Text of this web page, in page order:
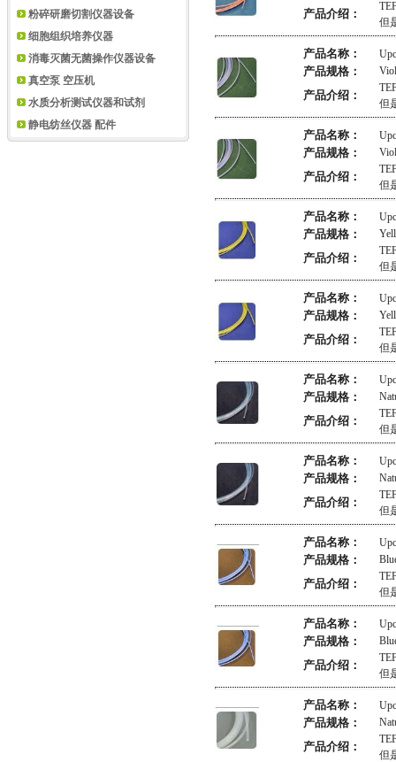
粉碎研磨切割仪器设备
细胞组织培养仪器
消毒灭菌无菌操作仪器设备
真空泵 空压机
水质分析测试仪器和试剂
静电纺丝仪器 配件
产品介绍：
但
产品名称：
产品规格：
产品介绍：
但
产品名称：
产品规格：
产品介绍：
但
产品名称：
产品规格：
产品介绍：
但
产品名称：
产品规格：
产品介绍：
但
产品名称：
产品规格：
产品介绍：
但
产品名称：
产品规格：
产品介绍：
但
产品名称：
产品规格：
产品介绍：
但
产品名称：
产品规格：
产品介绍：
但
产品名称：
产品规格：
产品介绍：
但